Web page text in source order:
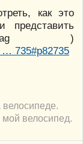
как это
представить
)
735#p82735
велосипед.